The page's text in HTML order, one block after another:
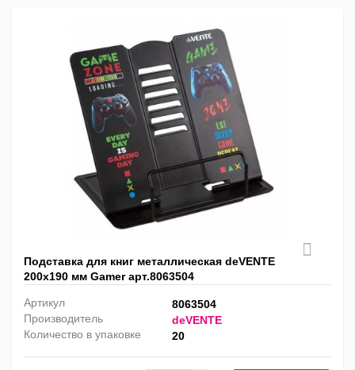
Подставка для книг металлическая deVENTE
200х190 мм Gamer арт.8063504
Артикул
8063504
Производитель
deVENTE
Количество в упаковке
20